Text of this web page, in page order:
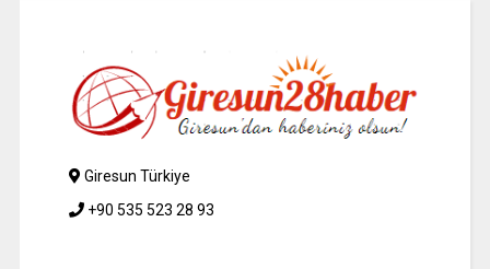
Giresun Türkiye
+90 535 523 28 93